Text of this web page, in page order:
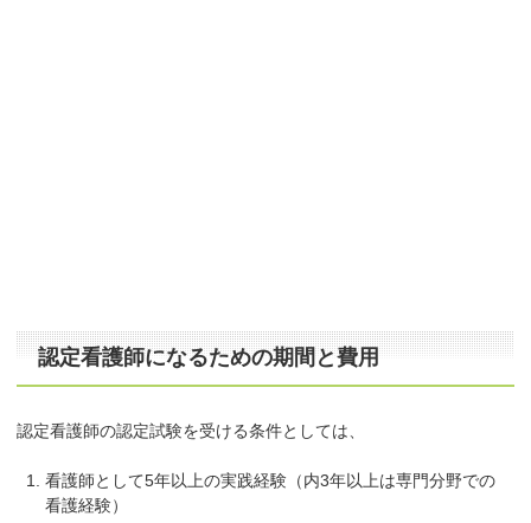
認定看護師になるための期間と費用
認定看護師の認定試験を受ける条件としては、
看護師として5年以上の実践経験（内3年以上は専門分野での
看護経験）